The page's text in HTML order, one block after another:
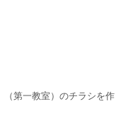
（第一教室）のチラシを作